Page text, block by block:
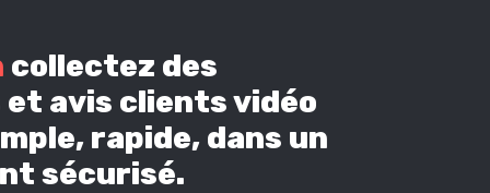
collectez des
et avis clients vidéo
rapide, dans un
sécurisé.